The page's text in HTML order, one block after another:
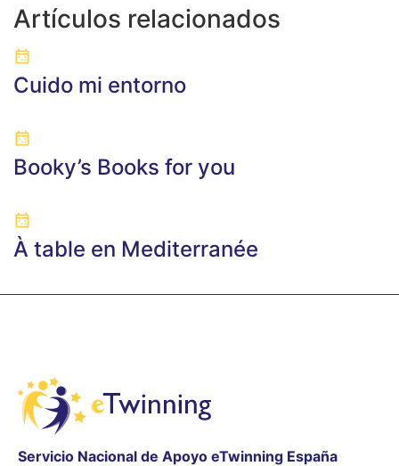
Artículos relacionados
Cuido mi entorno
Booky’s Books for you
À table en Mediterranée
Servicio Nacional de Apoyo eTwinning España